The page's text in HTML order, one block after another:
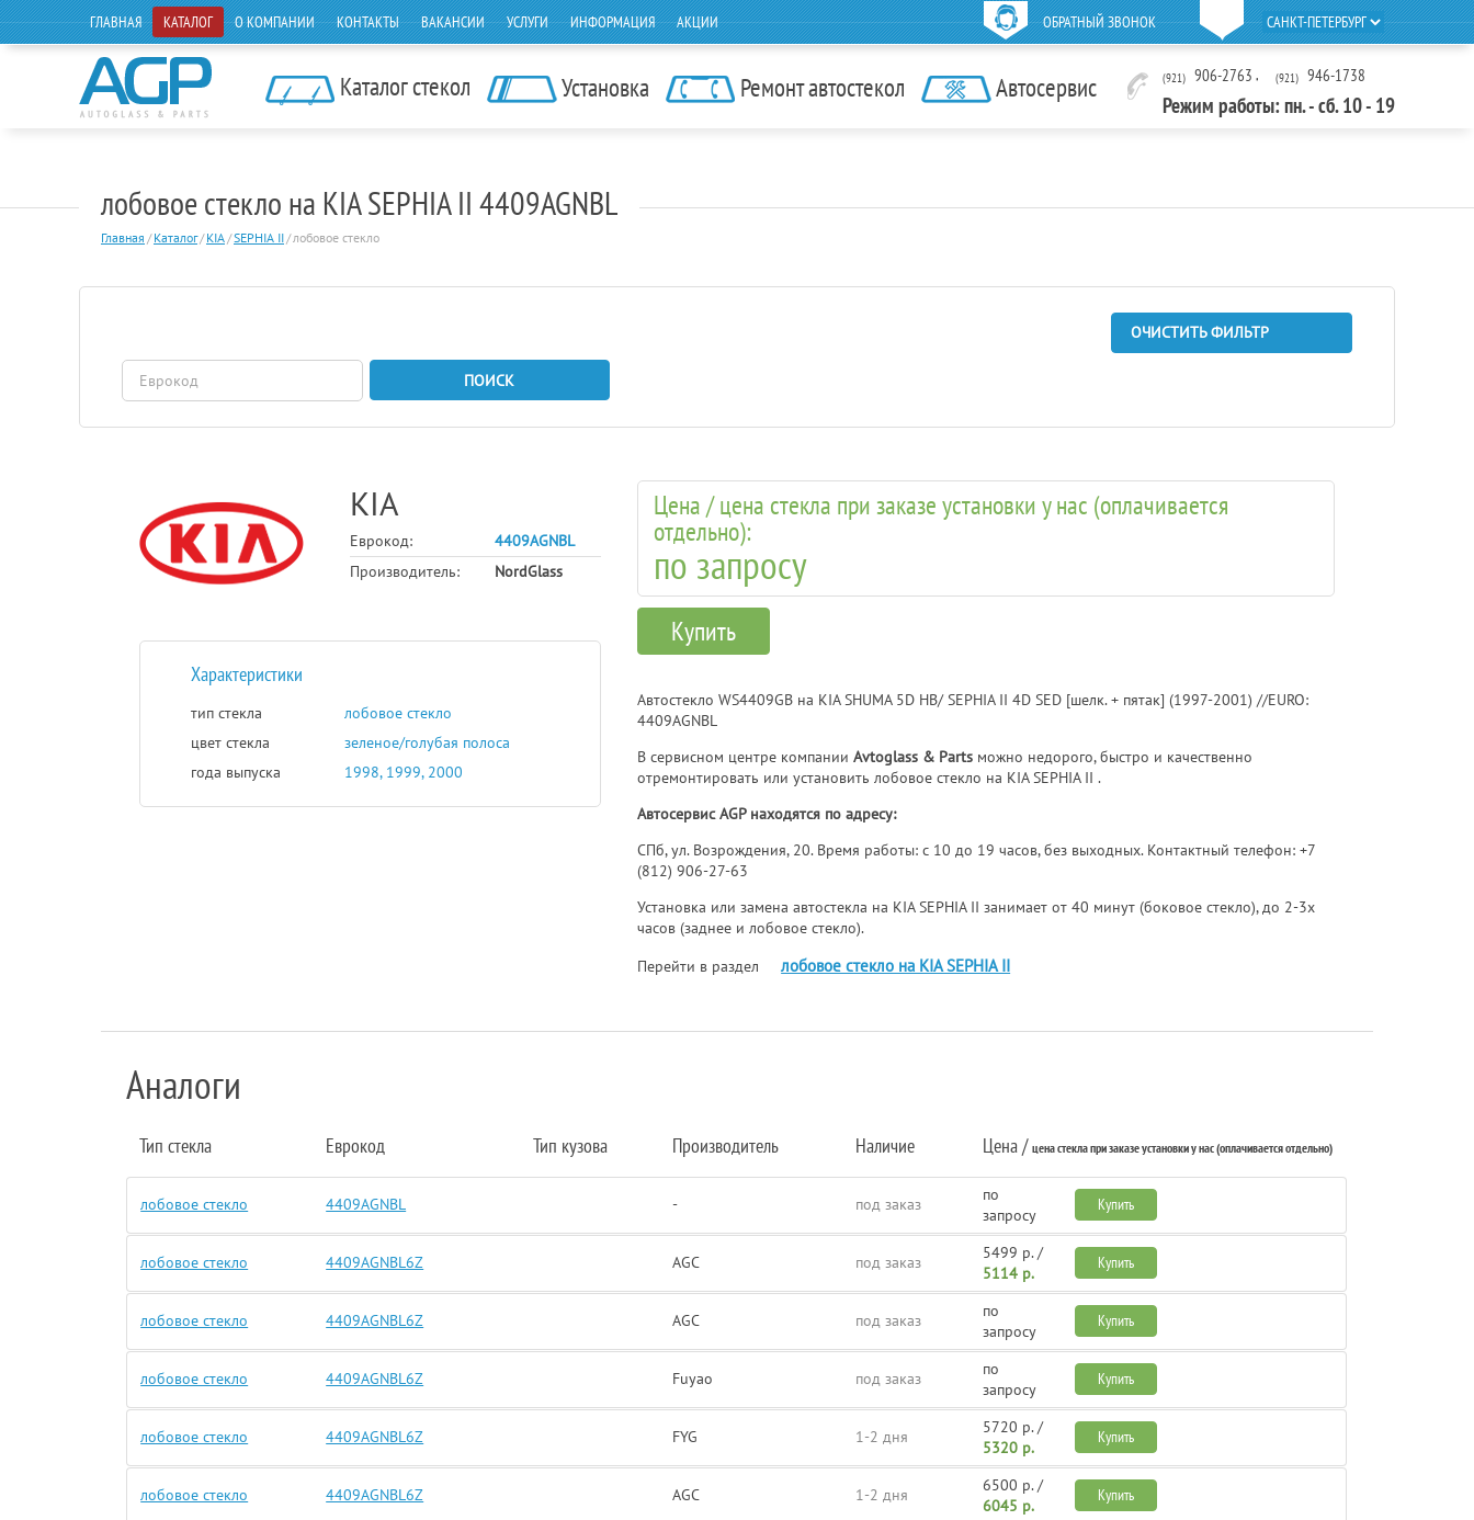
ОБРАТНЫЙ ЗВОНОК
ГЛАВНАЯ КАТАЛОГ О КОМПАНИИ КОНТАКТЫ ВАКАНСИИ УСЛУГИ ИНФОРМАЦИЯ АКЦИИ
Каталог стекол Установка Ремонт автостекол Автосервис (921) 906-2763 , (921) 946-1738
Режим работы: пн. - сб. 10 - 19
лобовое стекло на KIA SEPHIA II 4409AGNBL
Главная / Каталог/ KIA/SEPHIA II/лобовое стекло
ОЧИСТИТЬ ФИЛЬТР
ПОИСК
KIA
Еврокод:
4409AGNBL
Производитель:
NordGlass
Характеристики
тип стекла
лобовое стекло
цвет стекла
зеленое/голубая полоса
года выпуска
1998, 1999, 2000
Цена / цена стекла при заказе установки у нас (оплачивается
отдельно):
по запросу
Купить
Автостекло WS4409GB на KIA SHUMA 5D HB/ SEPHIA II 4D SED [шелк. + пятак] (1997-2001) //EURO:
4409AGNBL
В сервисном центре компанииAvtoglass & Parts можно недорого, быстро и качественно
отремонтировать или установить лобовое стекло на KIA SEPHIA II .
Автосервис AGP находятся по адресу:
СПб, ул. Возрождения, 20. Время работы: с 10 до 19 часов, без выходных. Контактный телефон:+7
(812) 906-27-63
Установка или замена автостекла на KIA SEPHIA II занимает от 40 минут (боковое стекло), до 2-3х
часов (заднее и лобовое стекло).
Перейти в раздел
лобовое стекло на KIA SEPHIA II
Аналоги
Тип стекла Еврокод Тип кузова Производитель Наличие Цена /цена стекла при заказе установки у нас (оплачивается отдельно)
лобовое стекло 4409AGNBL - под заказ
по
запросу
Купить
лобовое стекло 4409AGNBL6Z AGC под заказ
5499 р. /
5114 р.
Купить
лобовое стекло 4409AGNBL6Z AGC под заказ
по
запросу
Купить
лобовое стекло 4409AGNBL6Z Fuyao под заказ
по
запросу
Купить
лобовое стекло 4409AGNBL6Z FYG 1-2 дня
5720 р. /
5320 р.
Купить
лобовое стекло 4409AGNBL6Z AGC 1-2 дня
6500 р. /
6045 р.
Купить